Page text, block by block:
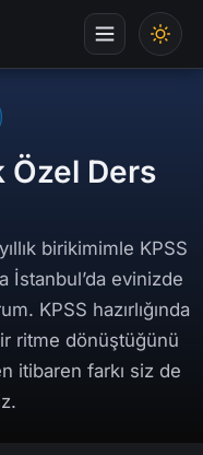
Özel Ders
birikimimle KPSS
İstanbul’da evinizde
KPSS hazırlığında
ritme dönüştüğünü
itibaren farkı siz de